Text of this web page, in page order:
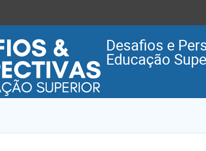
Desafios e
Educação